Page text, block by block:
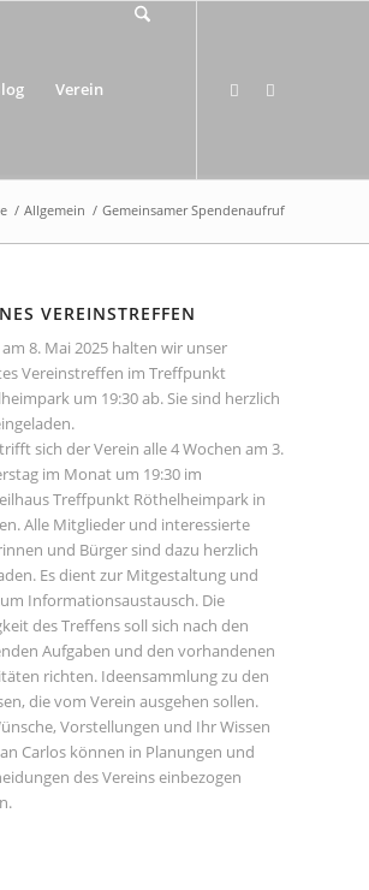
Verein
/ Allgemein / Gemeinsamer Spendenaufruf
VEREINSTREFFEN
8. Mai 2025 halten wir unser
Vereinstreffen im Treffpunkt
um 19:30 ab. Sie sind herzlich
sich der Verein alle 4 Wochen am 3.
im Monat um 19:30 im
Treffpunkt Röthelheimpark in
Alle Mitglieder und interessierte
und Bürger sind dazu herzlich
Es dient zur Mitgestaltung und
Informationsaustausch. Die
des Treffens soll sich nach den
Aufgaben und den vorhandenen
richten. Ideensammlung zu den
die vom Verein ausgehen sollen.
Vorstellungen und Ihr Wissen
Carlos können in Planungen und
des Vereins einbezogen